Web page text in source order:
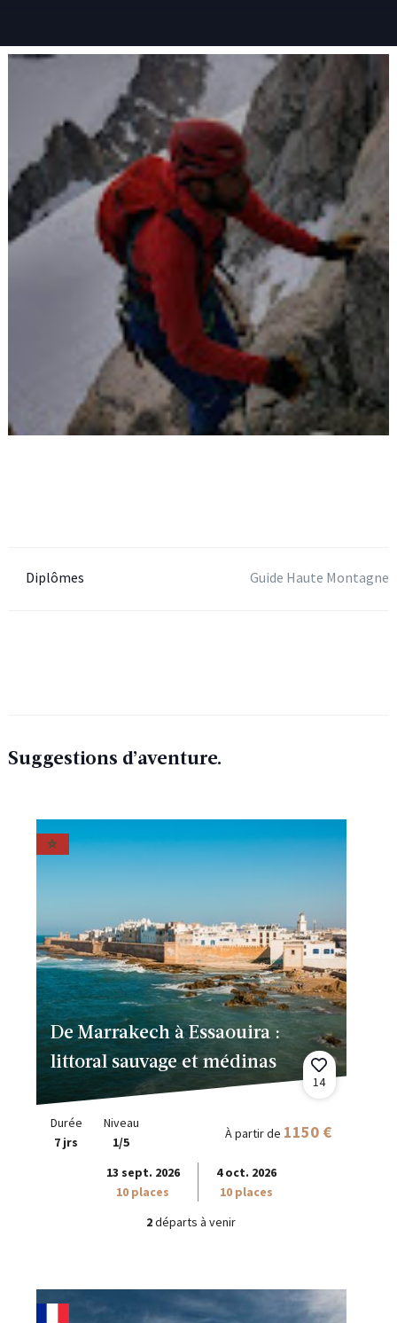
Diplômes Guide Haute Montagne
Suggestions d’aventure.
De Marrakech à Essaouira :
littoral sauvage et médinas
14
Durée
7 jrs
Niveau
1/5
À partir de 1150 €
13 sept. 2026
10 places
4 oct. 2026
10 places
2départs à venir